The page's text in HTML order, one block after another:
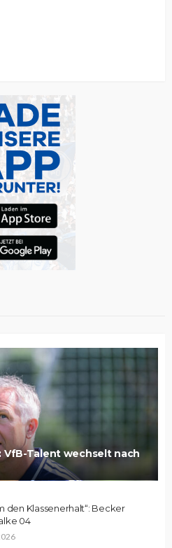
VfB-Talent wechselt nach
den Klassenerhalt“: Becker
04